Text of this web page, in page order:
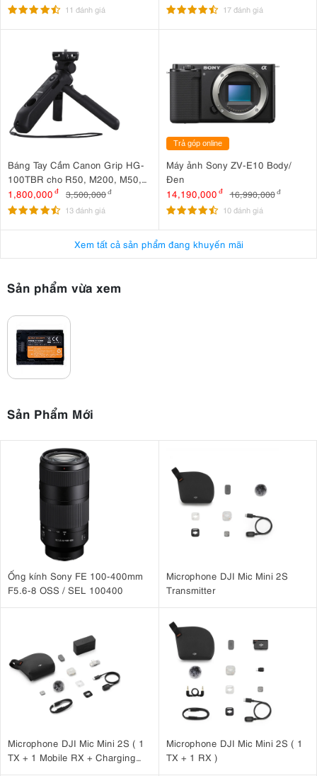
11 đánh giá 17 đánh giá
Báng Tay Cầm Canon Grip HG-
100TBR cho R50, M200, M50,
G7 X Mark III, G5 X Mark II
1,800,000 đ 3,500,000đ
13 đánh giá
Trả góp online
Máy ảnh Sony ZV-E10 Body/
Đen
14,190,000 đ 16,990,000 đ
10 đánh giá
Xem tất cả sản phẩm đang khuyến mãi
Sản phẩm vừa xem
Sản Phẩm Mới
Ống kính Sony FE 100-400mm
F5.6-8 OSS / SEL 100400
Microphone DJI Mic Mini 2S
Transmitter
Microphone DJI Mic Mini 2S ( 1
TX + 1 Mobile RX + Charging
Microphone DJI Mic Mini 2S ( 1
TX + 1 RX )